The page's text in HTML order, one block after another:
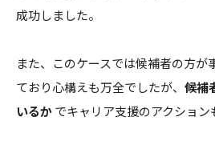
成功しました。
また、このケースでは候補者の方が
ており心構えも万全でしたが、 候補
いるかでキャリア支援のアクション